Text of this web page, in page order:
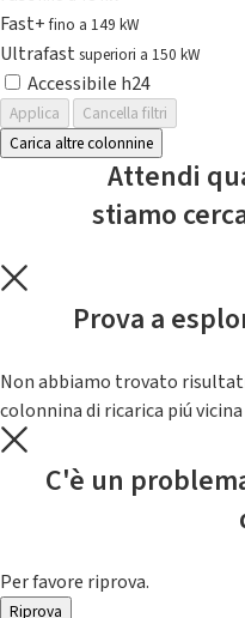
Fast+fino a 149 kW
Ultrafast superiori a 150 kW
Accessibile h24
Applica
Cancella filtri
Carica altre colonnine
Attendi
stiamo
Prova a
Non abbiamo trovato
colonnina di ricarica piú
C'è un
Per favore riprova.
Riprova